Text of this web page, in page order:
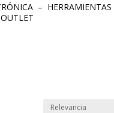
– HERRAMIENTAS
OUTLET